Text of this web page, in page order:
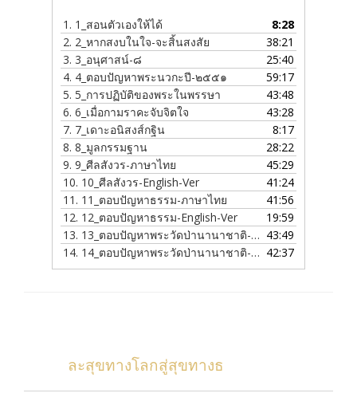
1. 1_สอนตัวเองให้ได้
8:28
2. 2_หากสงบในใจ-จะสิ้นสงสัย
38:21
3. 3_อนุศาสน์-๘
25:40
4. 4_ตอบปัญหาพระนวกะปี-๒๕๕๑
59:17
5. 5_การปฏิบัติของพระในพรรษา
43:48
6. 6_เมื่อกามราคะจับจิตใจ
43:28
7. 7_เดาะอนิสงส์กฐิน
8:17
8. 8_มูลกรรมฐาน
28:22
9. 9_ศีลสังวร-ภาษาไทย
45:29
10. 10_ศีลสังวร-English-Ver
41:24
11. 11_ตอบปัญหาธรรม-ภาษาไทย
41:56
12. 12_ตอบปัญหาธรรม-English-Ver
19:59
13. 13_ตอบปัญหาพระวัดป่านานาชาติ-ภาษาไทย
43:49
14. 14_ตอบปัญหาพระวัดป่านานาชาติ-English-Ver 42:37
ละสุขทางโลกสู่สุขทางธ